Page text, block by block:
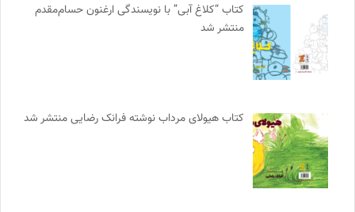
کتاب “کلاغ آبی” با نویسندگی ارغنون حسام‌مقدم
منتشر شد
کتاب هیولای مرداب نوشته فرانک رضایی منتشر شد